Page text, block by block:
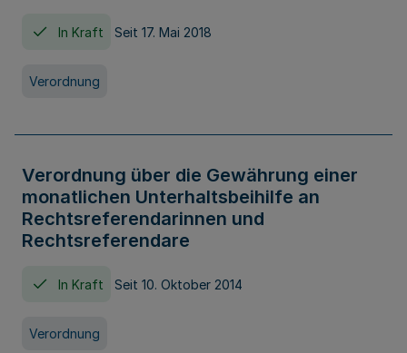
In Kraft Seit 17. Mai 2018
Verordnung
Verordnung über die Gewährung einer
monatlichen Unterhaltsbeihilfe an
Rechtsreferendarinnen und
Rechtsreferendare
In Kraft Seit 10. Oktober 2014
Verordnung